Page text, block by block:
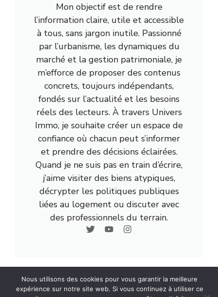
Mon objectif est de rendre
l’information claire, utile et accessible
à tous, sans jargon inutile. Passionné
par l’urbanisme, les dynamiques du
marché et la gestion patrimoniale, je
m’efforce de proposer des contenus
concrets, toujours indépendants,
fondés sur l’actualité et les besoins
réels des lecteurs. À travers Univers
Immo, je souhaite créer un espace de
confiance où chacun peut s’informer
et prendre des décisions éclairées.
Quand je ne suis pas en train d’écrire,
j’aime visiter des biens atypiques,
décrypter les politiques publiques
liées au logement ou discuter avec
des professionnels du terrain.
Nous utilisons des cookies pour vous garantir la meilleure
expérience sur notre site web. Si vous continuez à utiliser ce